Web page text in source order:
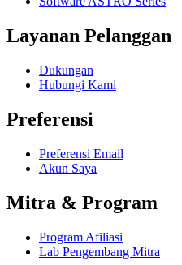
Layanan Pelanggan
Dukungan
Hubungi Kami
Preferensi
Preferensi Email
Akun Saya
Mitra & Program
Program Afiliasi
Lab Pengembang Mitra